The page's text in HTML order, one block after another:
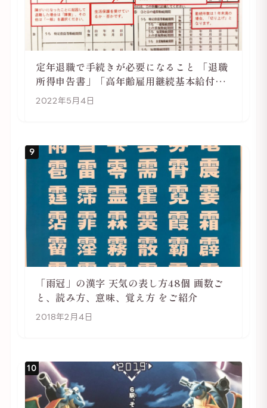
定年退職で手続きが必要になること 「退職
所得申告書」「高年齢雇用継続基本給付金
受給資格確認」
2022年5月4日
9
「雨冠」の漢字 天気の表し方48個 画数ご
と、読み方、意味、覚え方 をご紹介
2018年2月4日
10